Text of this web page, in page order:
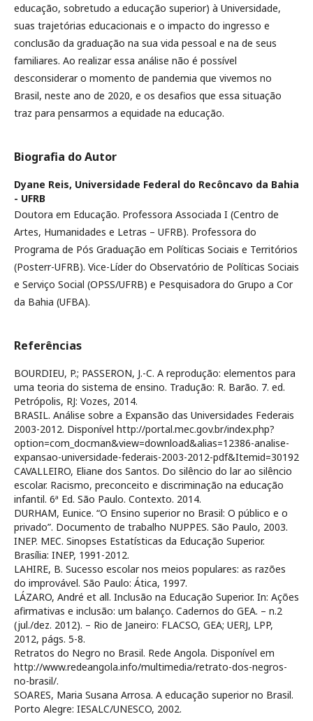
educação, sobretudo a educação superior) à Universidade,
suas trajetórias educacionais e o impacto do ingresso e
conclusão da graduação na sua vida pessoal e na de seus
familiares. Ao realizar essa análise não é possível
desconsiderar o momento de pandemia que vivemos no
Brasil, neste ano de 2020, e os desafios que essa situação
traz para pensarmos a equidade na educação.
Biografia do Autor
Dyane Reis, Universidade Federal do Recôncavo da Bahia
- UFRB
Doutora em Educação. Professora Associada I (Centro de
Artes, Humanidades e Letras – UFRB). Professora do
Programa de Pós Graduação em Políticas Sociais e Territórios
(Posterr-UFRB). Vice-Líder do Observatório de Políticas Sociais
e Serviço Social (OPSS/UFRB) e Pesquisadora do Grupo a Cor
da Bahia (UFBA).
Referências
BOURDIEU, P.; PASSERON, J.-C. A reprodução: elementos para
uma teoria do sistema de ensino. Tradução: R. Barão. 7. ed.
Petrópolis, RJ: Vozes, 2014.
BRASIL. Análise sobre a Expansão das Universidades Federais
2003-2012. Disponível http://portal.mec.gov.br/index.php?
option=com_docman&view=download&alias=12386-analise-
expansao-universidade-federais-2003-2012-pdf&Itemid=30192
CAVALLEIRO, Eliane dos Santos. Do silêncio do lar ao silêncio
escolar. Racismo, preconceito e discriminação na educação
infantil. 6ª Ed. São Paulo. Contexto. 2014.
DURHAM, Eunice. “O Ensino superior no Brasil: O público e o
privado”. Documento de trabalho NUPPES. São Paulo, 2003.
INEP. MEC. Sinopses Estatísticas da Educação Superior.
Brasília: INEP, 1991-2012.
LAHIRE, B. Sucesso escolar nos meios populares: as razões
do improvável. São Paulo: Ática, 1997.
LÁZARO, André et all. Inclusão na Educação Superior. In: Ações
afirmativas e inclusão: um balanço. Cadernos do GEA. – n.2
(jul./dez. 2012). – Rio de Janeiro: FLACSO, GEA; UERJ, LPP,
2012, págs. 5-8.
Retratos do Negro no Brasil. Rede Angola. Disponível em
http://www.redeangola.info/multimedia/retrato-dos-negros-
no-brasil/.
SOARES, Maria Susana Arrosa. A educação superior no Brasil.
Porto Alegre: IESALC/UNESCO, 2002.